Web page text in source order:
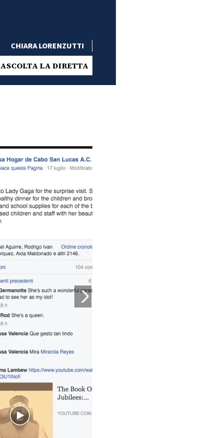
CHIARA LORENZUTTI
ASCOLTA LA DIRETTA